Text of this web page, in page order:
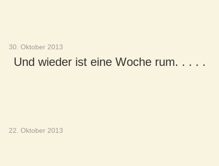
30. Oktober 2013
Und wieder ist eine Woche rum. . . . .
22. Oktober 2013